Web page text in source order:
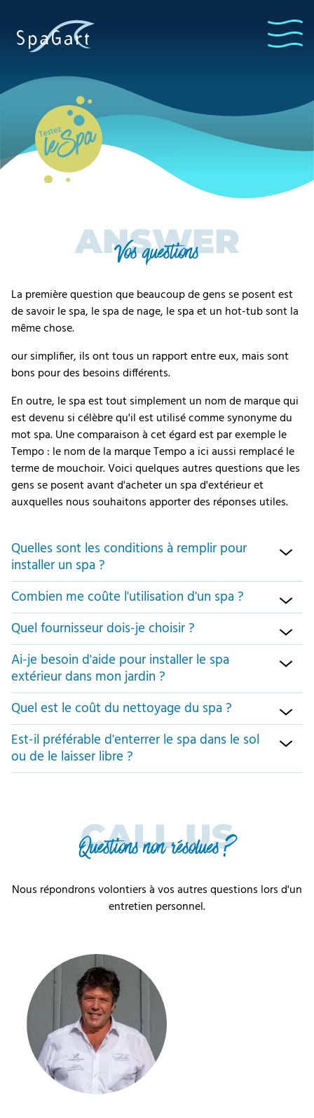
Whirl Pool
testen
ANSWER
Vos questions
La première question que beaucoup de gens se posent est
de savoir le spa, le spa de nage, le spa et un hot-tub sont la
même chose.
our simplifier, ils ont tous un rapport entre eux, mais sont
bons pour des besoins différents.
En outre, le spa est tout simplement un nom de marque qui
est devenu si célèbre qu'il est utilisé comme synonyme du
mot spa. Une comparaison à cet égard est par exemple le
Tempo : le nom de la marque Tempo a ici aussi remplacé le
terme de mouchoir. Voici quelques autres questions que les
gens se posent avant d'acheter un spa d'extérieur et
auxquelles nous souhaitons apporter des réponses utiles.
Quelles sont les conditions à remplir pour
installer un spa ?
Combien me coûte l'utilisation d'un spa ?
Quel fournisseur dois-je choisir ?
Ai-je besoin d'aide pour installer le spa
extérieur dans mon jardin ?
Quel est le coût du nettoyage du spa ?
Est-il préférable d'enterrer le spa dans le sol
ou de le laisser libre ?
CALL US
Questions non résolues ?
Nous répondrons volontiers à vos autres questions lors d'un
entretien personnel.